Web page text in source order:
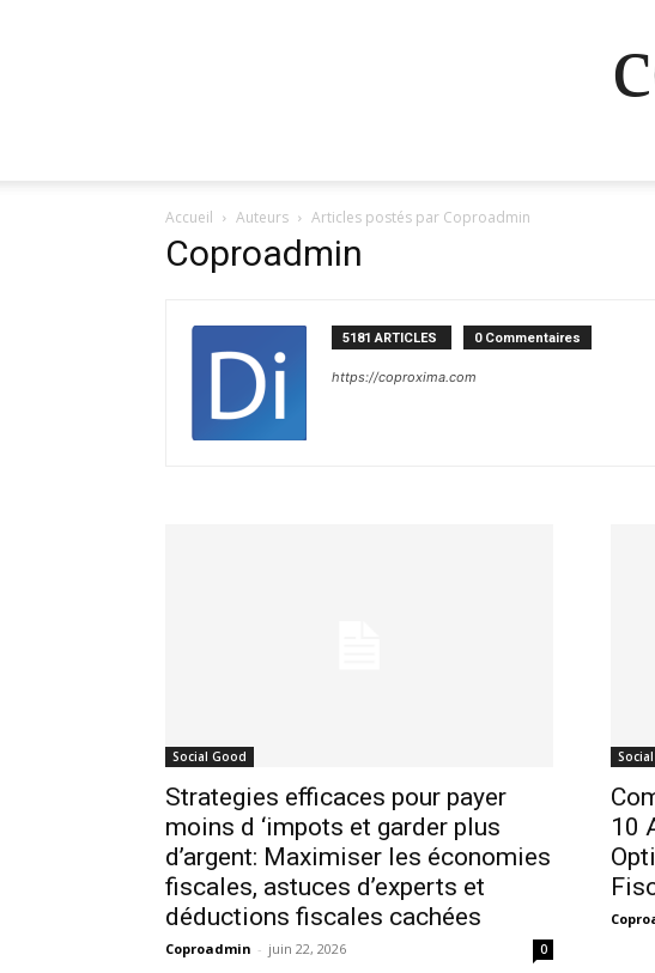
Accueil Auteurs Articles postés par Coproadmin
Coproadmin
5181 ARTICLES 0 Commentaires
https://coproxima.com
Social Good
Strategies efficaces pour payer
moins d ‘impots et garder plus
d’argent: Maximiser les économies
fiscales, astuces d’experts et
déductions fiscales cachées
Coproadmin - juin 22, 2026 0
10